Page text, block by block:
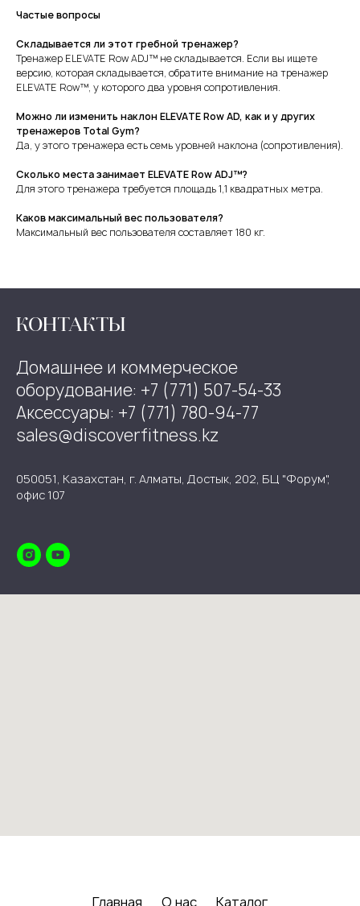
Частые вопросы
Складывается ли этот гребной тренажер?
Тренажер ELEVATE Row ADJ™ не складывается. Если вы ищете
версию, которая складывается, обратите внимание на тренажер
ELEVATE Row™, у которого два уровня сопротивления.
Можно ли изменить наклон ELEVATE Row AD, как и у других
тренажеров Total Gym?
Да, у этого тренажера есть семь уровней наклона (сопротивления).
Сколько места занимает ELEVATE Row ADJ™?
Для этого тренажера требуется площадь 1,1 квадратных метра.
Каков максимальный вес пользователя?
Максимальный вес пользователя составляет 180 кг.
КОНТАКТЫ
Домашнее и коммерческое
оборудование: +7 (771) 507-54-33
Аксессуары: +7 (771) 780-94-77
sales@discoverfitness.kz
050051, Казахстан, г. Алматы, Достык, 202, БЦ "Форум",
офис 107
Главная О нас Каталог